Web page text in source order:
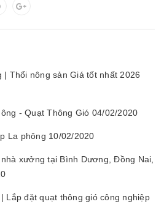
| Thổi nông sản Giá tốt nhất 2026
- Quạt Thông Gió 04/02/2020
La phông 10/02/2020
xưởng tại Bình Dương, Đồng Nai,
Lắp đặt quạt thông gió công nghiệp